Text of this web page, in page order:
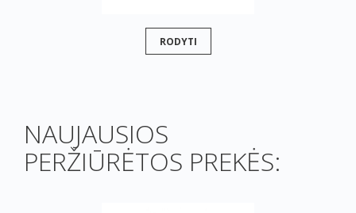
RODYTI
NAUJAUSIOS
PERŽIŪRĖTOS PREKĖS: